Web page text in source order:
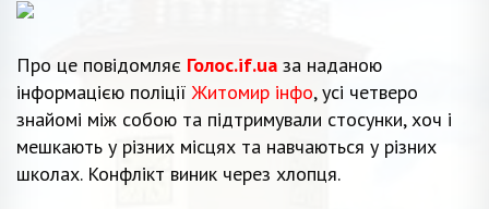
Про це повідомляє Голос.if.ua за наданою
інформацією поліціїЖитомир інфо, усі четверо
знайомі між собою та підтримували стосунки, хоч і
мешкають у різних місцях та навчаються у різних
школах. Конфлікт виник через хлопця.